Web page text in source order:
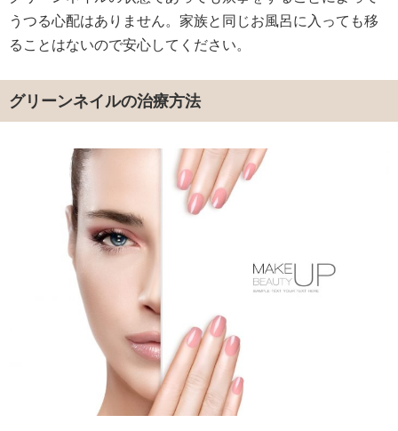
うつる心配はありません。家族と同じお風呂に入っても移
ることはないので安心してください。
グリーンネイルの治療方法